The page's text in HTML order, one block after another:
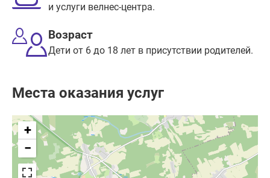
и услуги велнес-центра.
Возраст
Дети от 6 до 18 лет в присутствии родителей.
Места оказания услуг
+
−